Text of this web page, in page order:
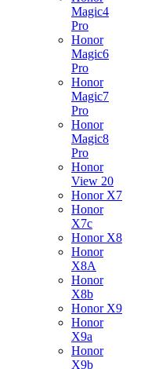
Magic4
Pro
Honor
Magic6
Pro
Honor
Magic7
Pro
Honor
Magic8
Pro
Honor
View 20
Honor X7
Honor
X7c
Honor X8
Honor
X8A
Honor
X8b
Honor X9
Honor
X9a
Honor
X9b